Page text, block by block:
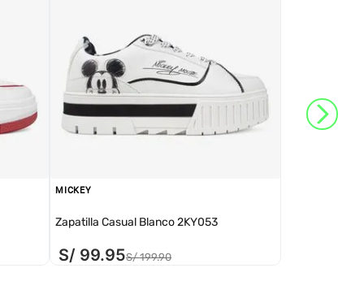
MICKEY
Zapatilla Casual Blanco 2KY053
S/ 99.95S/ 199.90